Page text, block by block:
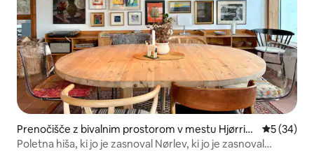
Prenočišče z bivalnim prostorom v mestu Hjørrin
g
5 (34)
Poletna hiša, ki jo je zasnoval Nørlev, ki jo je zasnoval